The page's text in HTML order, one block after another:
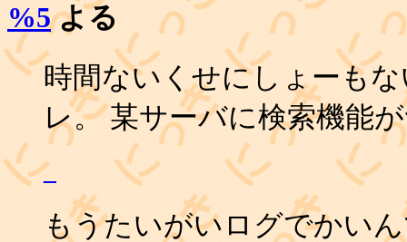
%5よる
時間ないくせにしょーも
レ。 某サーバに検索機能
_
もうたいがいログでかい